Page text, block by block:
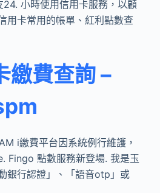
小時使用信用卡服務，以顧
用卡常用的帳單、紅利點數查
繳費查詢 –
i繳費平台因系統例行維護，
Fingo 點數服務新登場. 我是玉
銀行認證」、「語音otp」或